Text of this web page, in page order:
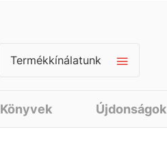
Termékkínálatunk
Könyvek Újdonságok